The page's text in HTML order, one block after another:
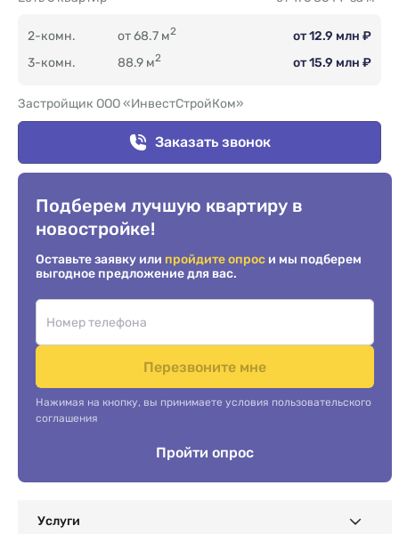
2-комн. от 68.7 м2
от 12.9 млн ₽
3-комн.
88.9 м2 от 15.9 млн ₽
Застройщик ООО «ИнвестСтройКом»
Заказать звонок
Подберем лучшую квартиру в
новостройке!
Оставьте заявку или пройдите опрос и мы подберем
выгодное предложение для вас.
Перезвоните мне
Нажимая на кнопку, вы принимаете условия пользовательского
соглашения
Пройти опрос
Услуги